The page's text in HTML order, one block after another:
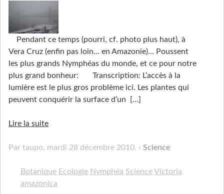
Pendant ce temps (pourri, cf. photo plus haut), à
Vera Cruz (enfin pas loin… en Amazonie)… Poussent
les plus grands Nymphéas du monde, et ce pour notre
plus grand bonheur: Transcription: L’accès à la
lumière est le plus gros problème ici. Les plantes qui
peuvent conquérir la surface d’un
[…]
Lire la suite
Par taupo, mardi 28 décembre 2010. Science
Botanique Ecologie Nymphéa ScienceVictoria
amazonica